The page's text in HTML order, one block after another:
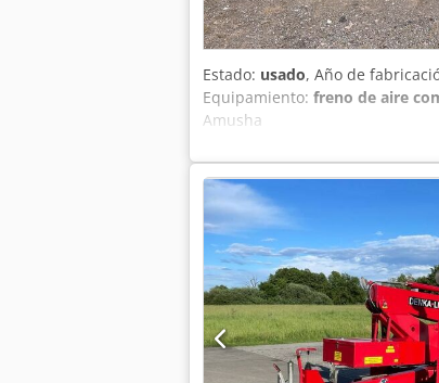
Estado: usado, Año de
Equipamiento: freno de aire
Amusha